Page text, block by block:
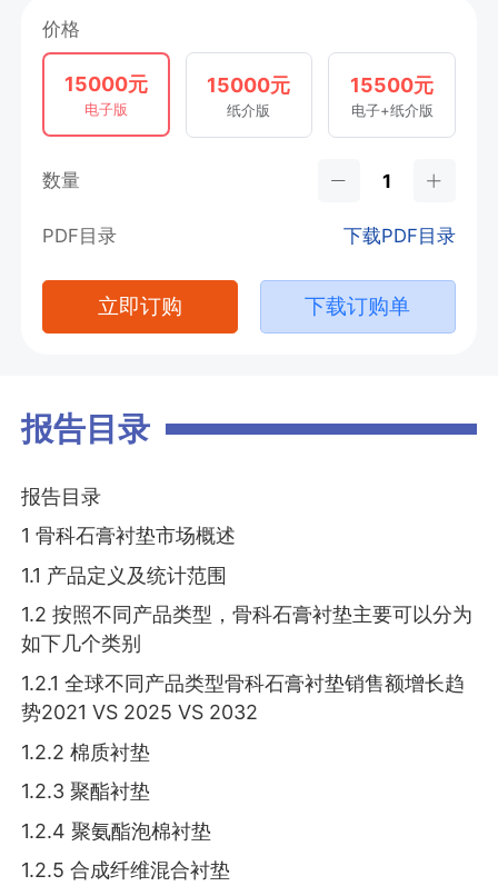
价格
15000元
电子版
15000元
纸介版
15500元
电子+纸介版
数量
PDF目录 下载PDF目录
立即订购 下载订购单
报告目录
报告目录
1 骨科石膏衬垫市场概述
1.1 产品定义及统计范围
1.2 按照不同产品类型，骨科石膏衬垫主要可以分为
如下几个类别
1.2.1 全球不同产品类型骨科石膏衬垫销售额增长趋
势2021 VS 2025 VS 2032
1.2.2 棉质衬垫
1.2.3 聚酯衬垫
1.2.4 聚氨酯泡棉衬垫
1.2.5 合成纤维混合衬垫